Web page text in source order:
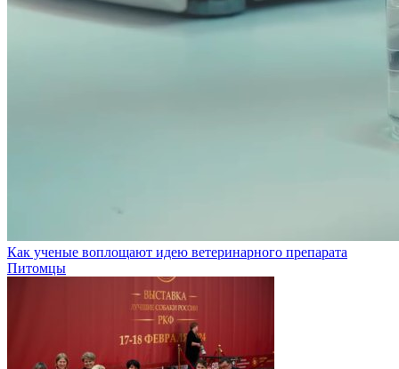
Как ученые воплощают идею ветеринарного препарата
Питомцы